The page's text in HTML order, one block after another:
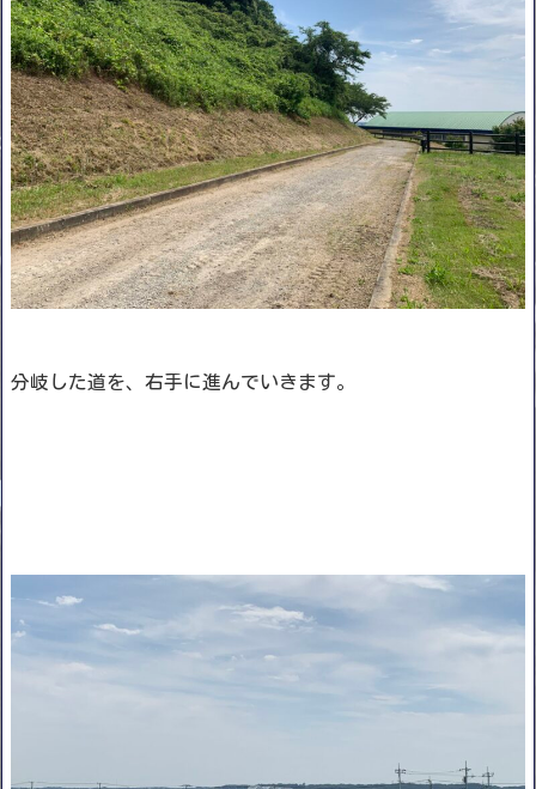
分岐した道を、右手に進んでいきます。